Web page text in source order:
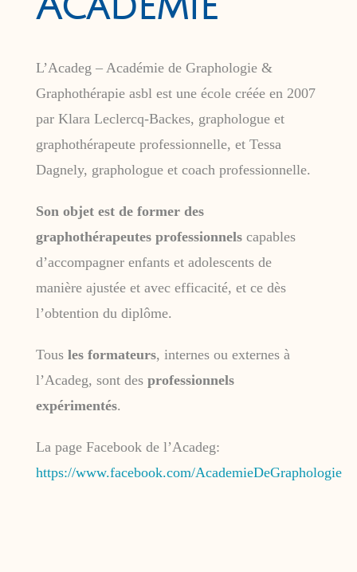
L’Acadeg – Académie de Graphologie &
Graphothérapie asbl est une école créée en 2007
par Klara Leclercq-Backes, graphologue et
graphothérapeute professionnelle, et Tessa
Dagnely, graphologue et coach professionnelle.
Son objet est de former des
graphothérapeutes professionnels capables
d’accompagner enfants et adolescents de
manière ajustée et avec efficacité, et ce dès
l’obtention du diplôme.
Tous les formateurs, internes ou externes à
l’Acadeg, sont des professionnels
expérimentés.
La page Facebook de l’Acadeg:
https://www.facebook.com/AcademieDeGraphologie